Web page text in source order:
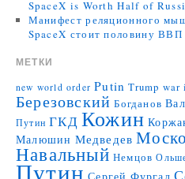
SpaceX is Worth Half of
Манифест реляционного
SpaceX стоит половину ВВП
МЕТКИ
new world order Putin Trump war
Березовский Богданов
Путин ГКД Кожин
Малюшин Медведев
Навальный Немцов
Путин